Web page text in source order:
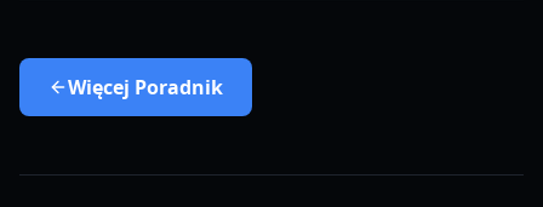
Więcej Poradnik